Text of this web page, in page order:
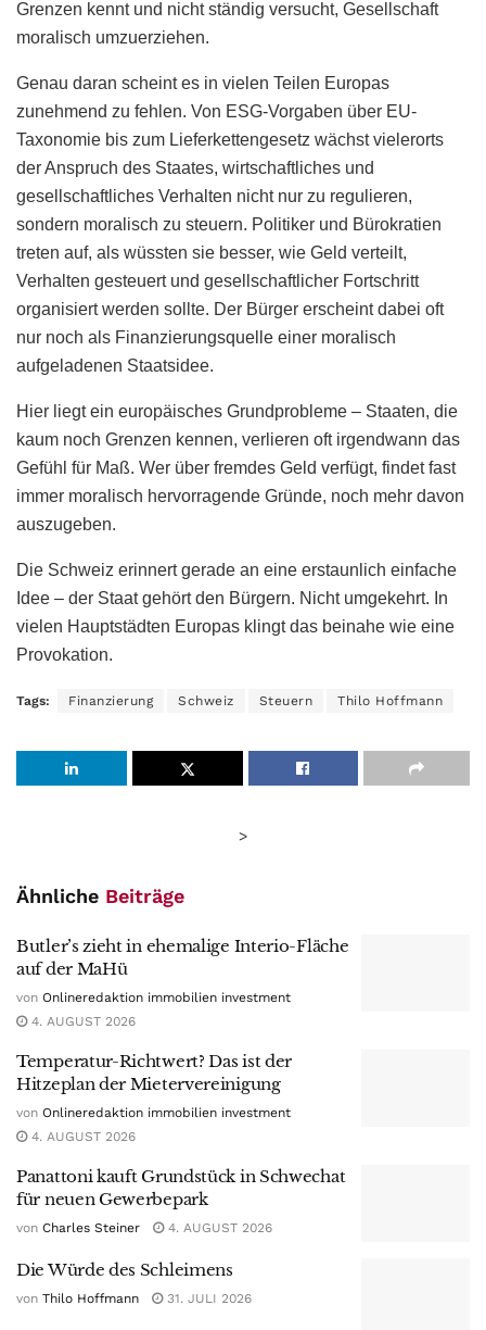
Grenzen kennt und nicht ständig versucht, Gesellschaft
moralisch umzuerziehen.
Genau daran scheint es in vielen Teilen Europas
zunehmend zu fehlen. Von ESG-Vorgaben über EU-
Taxonomie bis zum Lieferkettengesetz wächst vielerorts
der Anspruch des Staates, wirtschaftliches und
gesellschaftliches Verhalten nicht nur zu regulieren,
sondern moralisch zu steuern. Politiker und Bürokratien
treten auf, als wüssten sie besser, wie Geld verteilt,
Verhalten gesteuert und gesellschaftlicher Fortschritt
organisiert werden sollte. Der Bürger erscheint dabei oft
nur noch als Finanzierungsquelle einer moralisch
aufgeladenen Staatsidee.
Hier liegt ein europäisches Grundprobleme – Staaten, die
kaum noch Grenzen kennen, verlieren oft irgendwann das
Gefühl für Maß. Wer über fremdes Geld verfügt, findet fast
immer moralisch hervorragende Gründe, noch mehr davon
auszugeben.
Die Schweiz erinnert gerade an eine erstaunlich einfache
Idee – der Staat gehört den Bürgern. Nicht umgekehrt. In
vielen Hauptstädten Europas klingt das beinahe wie eine
Provokation.
Tags: Finanzierung Schweiz Steuern Thilo Hoffmann
>
Ähnliche Beiträge
Butler’s zieht in ehemalige Interio-Fläche
auf der MaHü
von Onlineredaktion immobilien investment
4. AUGUST 2026
Temperatur-Richtwert? Das ist der
Hitzeplan der Mietervereinigung
von Onlineredaktion immobilien investment
4. AUGUST 2026
Panattoni kauft Grundstück in Schwechat
für neuen Gewerbepark
von Charles Steiner 4. AUGUST 2026
Die Würde des Schleimens
von Thilo Hoffmann 31. JULI 2026